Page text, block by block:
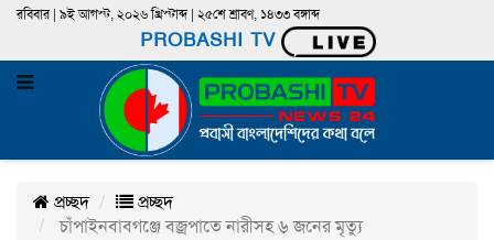
রবিবার | ৯ই আগস্ট, ২০২৬ খ্রিস্টাব্দ | ২৫শে শ্রাবণ, ১৪৩৩ বঙ্গাব্দ
PROBASHI TV
প্রচ্ছদ
প্রচ্ছদ
চাঁপাইনবাবগঞ্জে বজ্রপাতে নারীসহ ৬ জনের মৃত্যু